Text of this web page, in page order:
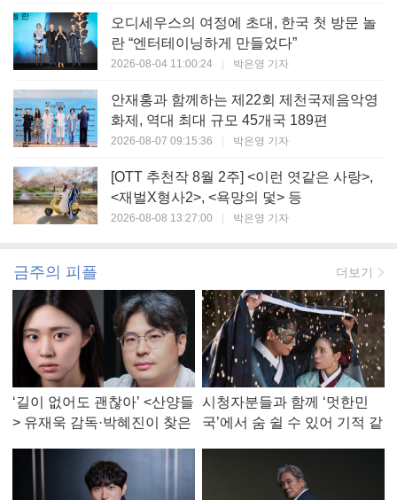
오디세우스의 여정에 초대, 한국 첫 방문 놀
란 “엔터테이닝하게 만들었다”
2026-08-04 11:00:24 | 박은영 기자
안재홍과 함께하는 제22회 제천국제음악영
화제, 역대 최대 규모 45개국 189편
2026-08-07 09:15:36 | 박은영 기자
[OTT 추천작 8월 2주] <이런 엿같은 사랑>,
<재벌X형사2>, <욕망의 덫> 등
2026-08-08 13:27:00 | 박은영 기자
금주의 피플 더보기
‘길이 없어도 괜찮아’ <산양들
> 유재욱 감독·박혜진이 찾은
시청자분들과 함께 ‘멋한민
국’에서 숨 쉴 수 있어 기적 같